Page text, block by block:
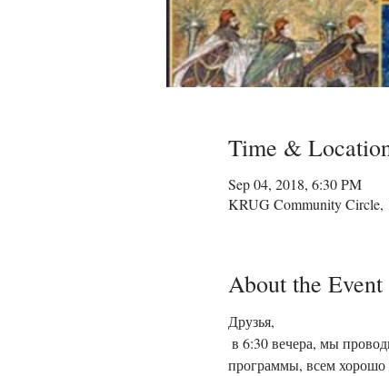
Time &
Sep 04, 2018, 6:30 PM
KRUG Community Circle,
About the Event
Друзья,
программы, всем хорошо